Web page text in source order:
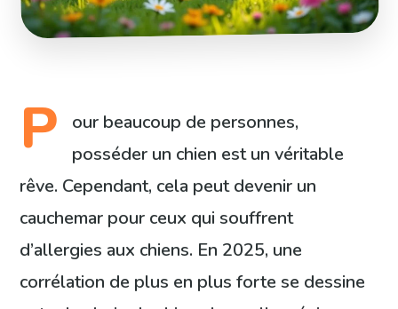
P
our beaucoup de personnes,
posséder un chien est un véritable
rêve. Cependant, cela peut devenir un
cauchemar pour ceux qui souffrent
d’allergies aux chiens. En 2025, une
corrélation de plus en plus forte se dessine